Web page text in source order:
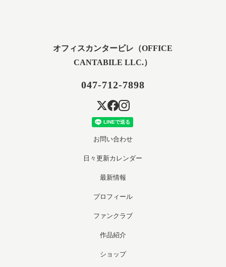
オフィスカンタービレ（OFFICE
CANTABILE LLC.）
047-712-7898
お問い合わせ
日々更新カレンダー
最新情報
プロフィール
ファンクラブ
作品紹介
ショップ